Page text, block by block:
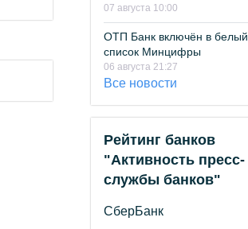
07 августа 10:00
ОТП Банк включён в белый
список Минцифры
06 августа 21:27
Все новости
Рейтинг банков
"Активность пресс-
службы банков"
СберБанк